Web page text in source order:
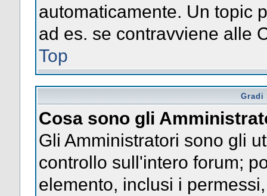
automaticamente. Un topic
ad es. se contravviene alle
Top
Gradi
Cosa sono gli
Gli Amministratori sono gli
controllo sull'intero forum;
elemento, inclusi i